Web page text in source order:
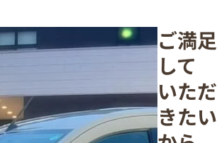
ご満足
して
いただ
きたい